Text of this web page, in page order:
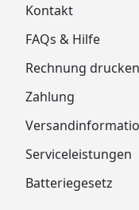
Kontakt
FAQs & Hilfe
Rechnung drucken
Zahlung
Serviceleistungen
Batteriegesetz